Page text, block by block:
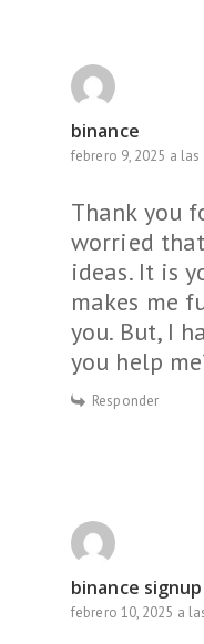
binance
febrero 9, 2025 a las
Thank you
worried
ideas. It is
makes me
you. But, I
you help
Responder
binance
febrero 10, 2025 a